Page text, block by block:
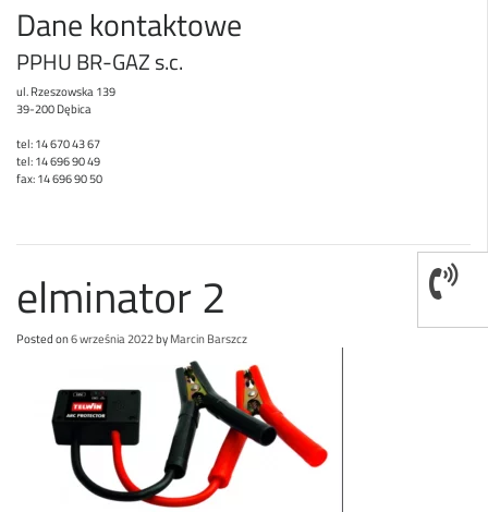
Dane kontaktowe
PPHU BR-GAZ s.c.
ul. Rzeszowska 139
39-200 Dębica
tel: 14 670 43 67
tel: 14 696 90 49
fax: 14 696 90 50
elminator 2
Posted on6 września 2022byMarcin Barszcz